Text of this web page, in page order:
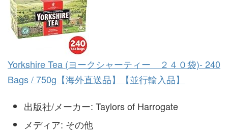
Yorkshire Tea (ヨークシャーティー ２４０袋)- 240
Bags / 750g【海外直送品】【並行輸入品】
出版社/メーカー: Taylors of Harrogate
メディア: その他